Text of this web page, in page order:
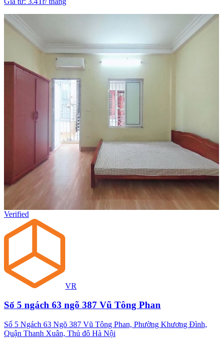
Verified
VR
Số 5 ngách 63 ngõ 387 Vũ Tông Phan
Số 5 Ngách 63 Ngõ 387 Vũ Tông Phan, Phường Khương Đình,
Quận Thanh Xuân, Thủ đô Hà Nội